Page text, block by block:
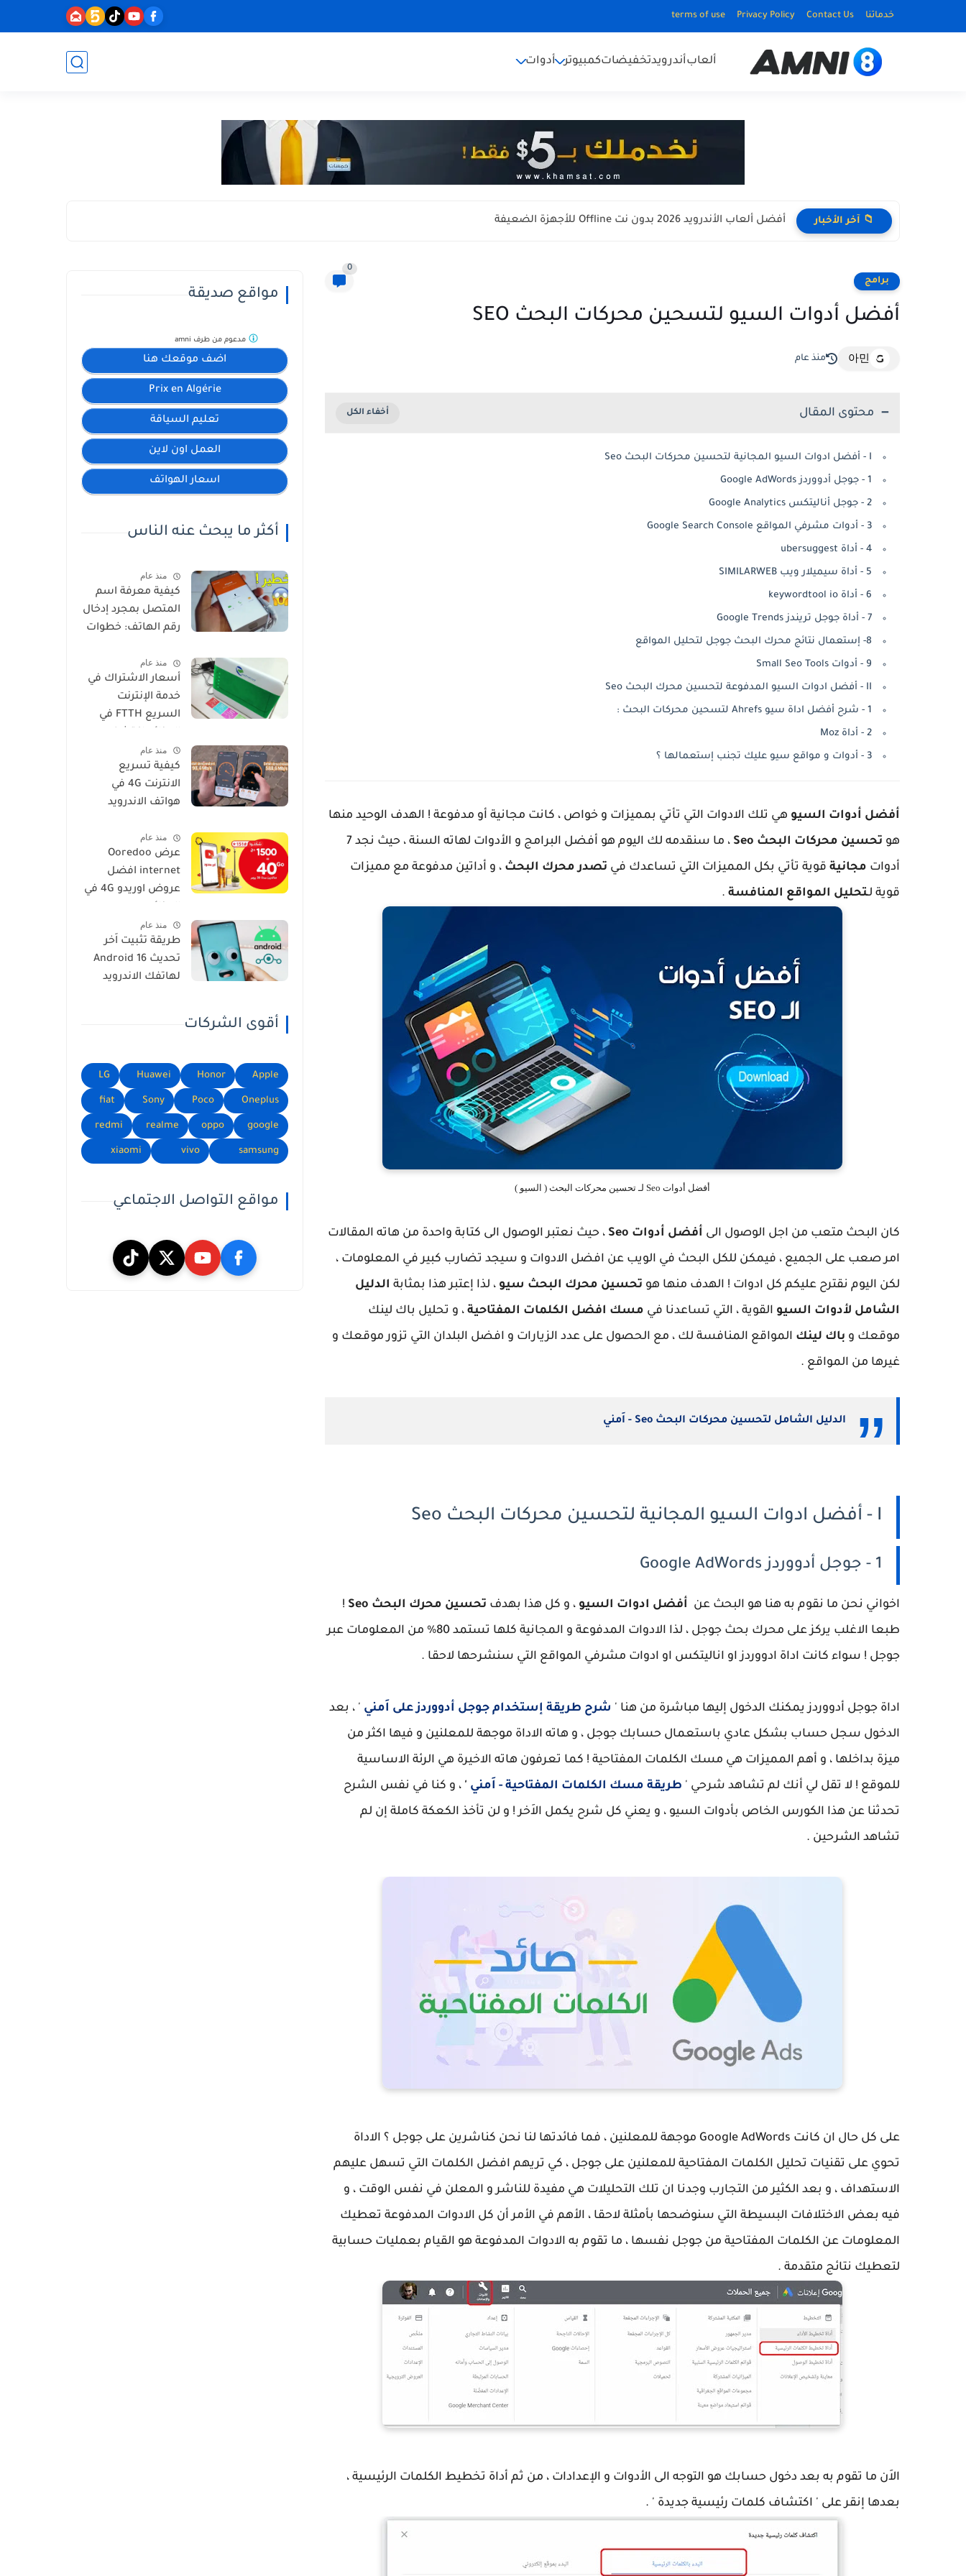
خدماتنا Contact Us
Privacy Policy
terms of use
ألعابأندرويدتخفيضاتكمبيوتر أدوات
📁 آخر الأخبار أفضل ألعاب الأندرويد 2026 بدون نت Offline للأجهزة الضعيفة
برامج
0
أفضل أدوات السيو لتسحين محركات البحث SEO
아민 منذ عام
محتوى المقال
I - أفضل ادوات السيو المجانية لتحسين محركات البحث Seo
1 - جوجل أدووردز Google AdWords
2 - جوجل أناليتكس Google Analytics
3 - أدوات مشرفي المواقع Google Search Console
4 - أداة ubersuggest
5 - أداة سيميلار ويب SIMILARWEB
6 - أداة keywordtool io
7 - أداة جوجل تريندز Google Trends
8- إستعمال نتائج محرك البحث جوجل لتحليل المواقع
9 - أدوات Small Seo Tools
II - أفضل ادوات السيو المدفوعة لتحسين محرك البحث Seo
1 - شرح أفضل اداة سيو Ahrefs لتسحين محركات البحث :
2 - أداة Moz
3 - أدوات و مواقع سيو عليك تجنب إستعمالها ؟
أفضل أدوات السيو هي تلك الادوات التي تأتي بمميزات و خواص ، كانت مجانية أو مدفوعة ! الهدف الوحيد منها
هو تحسين محركات البحث Seo
، ما سنقدمه لك اليوم هو أفضل البرامج و الأدوات لهاته السنة ، حيث نجد 7
أدوات مجانية قوية تأتي بكل المميزات التي تساعدك في تصدر محرك البحث ، و أداتين مدفوعة مع مميزات
قوية لـتحليل المواقع المنافسة .
أفضل أدوات Seo لـ تحسين محركات البحث ( السيو )
كان البحث متعب من اجل الوصول الى أفضل أدوات Seo
، حيث نعتبر الوصول الى كتابة واحدة من هاته المقالات
امر صعب على الجميع ، فيمكن للكل البحث في الويب عن افضل الادوات و سيجد تضارب كبير في المعلومات ،
لكن اليوم نقترح عليكم كل ادوات ! الهدف منها هو تحسين محرك البحث سيو ، لذا إعتبر هذا بمثابة الدليل
الشامل لأدوات السيو القوية ، التي تساعدنا في مسك افضل الكلمات المفتاحية ، و تحليل باك لينك
موقعك و باك لينك المواقع المنافسة لك ، مع الحصول على عدد الزيارات و افضل البلدان التي تزور موقعك و
غيرها من المواقع .
الدليل الشامل لتحسين محركات البحث Seo - اَمني
I - أفضل ادوات السيو المجانية لتحسين محركات البحث Seo
1 - جوجل أدووردز Google AdWords
اخواني نحن ما نقوم به هنا هو البحث عن أفضل ادوات السيو ، و كل هذا بهدف تحسين محرك البحث Seo
!
طبعا الاغلب يركز على محرك بحث جوجل ، لذا الادوات المدفوعة و المجانية كلها تستمد 80% من المعلومات عبر
جوجل ! سواء كانت اداة ادووردز او اناليتكس او ادوات مشرفي المواقع التي سنشرحها لاحقا .
اداة جوجل أدووردز يمكنك الدخول إليها مباشرة من هنا ' شرح طريقة إستخدام جوجل أدووردز على اَمني ' ، بعد
الدخول سجل حساب بشكل عادي باستعمال حسابك جوجل ، و هاته الاداة موجهة للمعلنين و فيها اكثر من
ميزة بداخلها ، و أهم المميزات هي مسك الكلمات المفتاحية ! كما تعرفون هاته الاخيرة هي الرئة الاساسية
للموقع ! لا تقل لي أنك لم تشاهد شرحي ' طريقة مسك الكلمات المفتاحية - اَمني ' ، و كنا في نفس الشرح
تحدثنا عن هذا الكورس الخاص بأدوات السيو ، و يعني كل شرح يكمل الاَخر ! و لن تأخذ الكعكة كاملة إن لم
تشاهد الشرحين .
على كل حال ان كانت Google AdWords موجهة للمعلنين ، فما فائدتها لنا نحن كناشرين على جوجل ؟ الاداة
تحوي على تقنيات تحليل الكلمات المفتاحية للمعلنين على جوجل ، كي تريهم افضل الكلمات التي تسهل عليهم
الاستهداف ، و بعد الكثير من التجارب وجدنا ان تلك التحليلات هي مفيدة للناشر و المعلن في نفس الوقت ، و
فيه بعض الاختلافات البسيطة التي سنوضحها بأمثلة لاحقا ، الأهم في الأمر أن كل الادوات المدفوعة تعطيك
المعلومات عن الكلمات المفتاحية من جوجل نفسها ، ما تقوم به الادوات المدفوعة هو القيام بعمليات حسابية
لتعطيك نتائج متقدمة .
الاَن ما تقوم به بعد دخول حسابك هو التوجه الى الأدوات و الإعدادات ، من ثم أداة تخطيط الكلمات الرئيسية ،
بعدها إنقر على ' اكتشاف كلمات رئيسية جديدة ' .
مواقع صديقة
اضف موقعك هنا
Prix en Algérie
تعليم السياقة
العمل اون لاين
اسعار الهواتف
مدعوم من طرف amni
أكثر ما يبحث عنه الناس
منذ عام
كيفية معرفة اسم
المتصل بمجرد إدخال
رقم الهاتف: خطوات
منذ عام
أسعار الاشتراك في
خدمة الإنترنت
السريع FTTH في
عروض IDOOM Fibre
منذ عام
كيفية تسريع
الانترنت 4G في
هواتف الاندرويد
اوريدومنذ عام
عرض Ooredoo
internet افضل
عروض اوريدو 4G في
منذ عام
طريقة تثبيت اَخر
تحديث Android 16
لهاتفك الاندرويد
أقوى الشركات
Apple
Honor
Huawei
LG
Oneplus
Poco
Sony
fiat
google
oppo
realme
redmi
samsung
vivo
xiaomi
مواقع التواصل الاجتماعي